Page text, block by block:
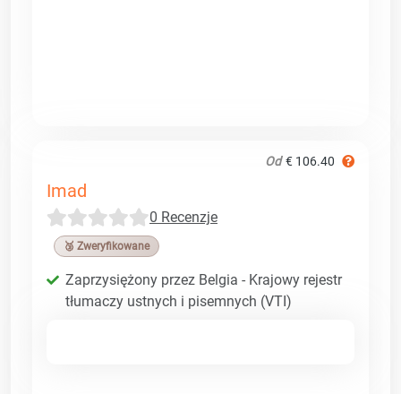
Od € 106.40
Imad
0 Recenzje
🥉 Zweryfikowane
Zaprzysiężony przez Belgia - Krajowy rejestr
tłumaczy ustnych i pisemnych (VTI)